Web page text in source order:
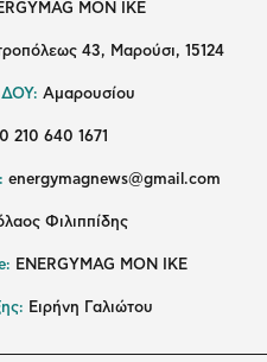
MON IKE
43, Μαρούσι, 15124
ΔΟΥ: Αμαρουσίου
210 640 1671
energymagnews@gmail.com
Φιλιππίδης
ENERGYMAG ΜΟΝ ΙΚΕ
Ειρήνη Γαλιώτου